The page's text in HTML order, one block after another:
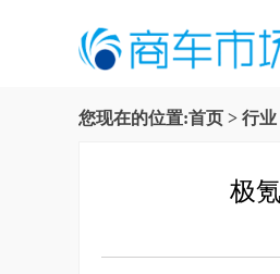
您现在的位置:首页 > 行业
极